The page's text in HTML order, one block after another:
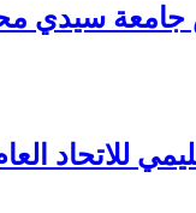
سيدي
للاتحاد